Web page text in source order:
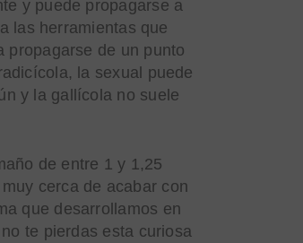
y puede propagarse a
las herramientas que
propagarse de un punto
la sexual puede
y la gallícola no suele
de entre 1 y 1,25
cerca de acabar con
que desarrollamos en
te pierdas esta curiosa